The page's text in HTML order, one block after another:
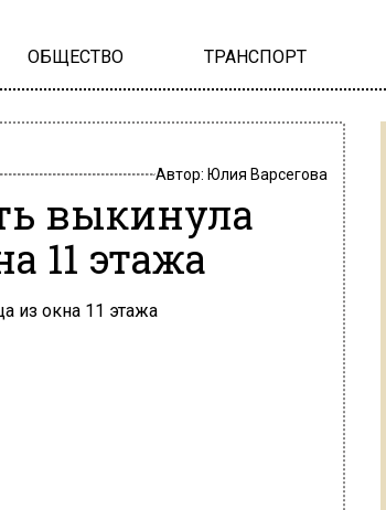
ОБЩЕСТВО ТРАНСПОРТ
Автор: Юлия Варсегова
выкинула
11 этажа